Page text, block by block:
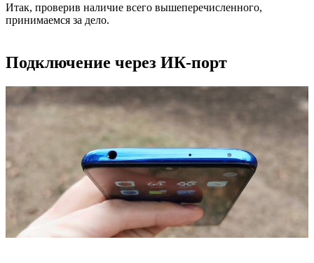
Итак, проверив наличие всего вышеперечисленного,
принимаемся за дело.
Подключение через ИК-порт